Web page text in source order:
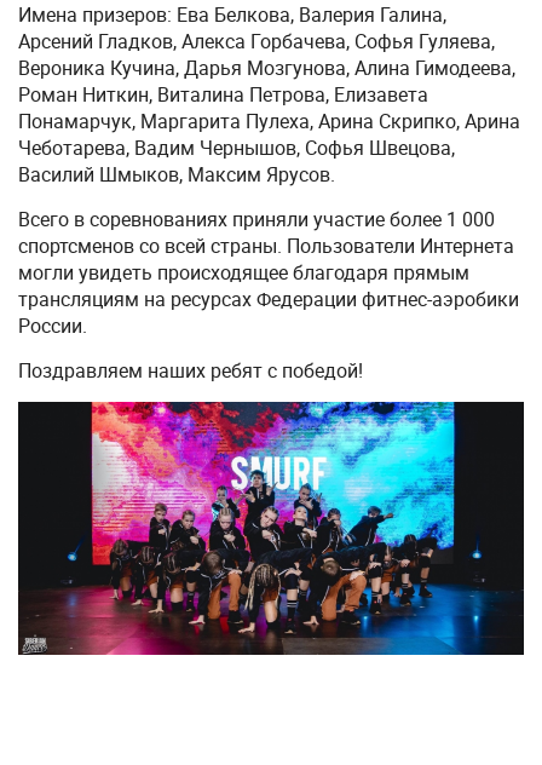
Имена призеров: Ева Белкова, Валерия Галина,
Арсений Гладков, Алекса Горбачева, Софья Гуляева,
Вероника Кучина, Дарья Мозгунова, Алина Гимодеева,
Роман Ниткин, Виталина Петрова, Елизавета
Понамарчук, Маргарита Пулеха, Арина Скрипко, Арина
Чеботарева, Вадим Чернышов, Софья Швецова,
Василий Шмыков, Максим Ярусов.
Всего в соревнованиях приняли участие более 1 000
спортсменов со всей страны. Пользователи Интернета
могли увидеть происходящее благодаря прямым
трансляциям на ресурсах Федерации фитнес-аэробики
России.
Поздравляем наших ребят с победой!